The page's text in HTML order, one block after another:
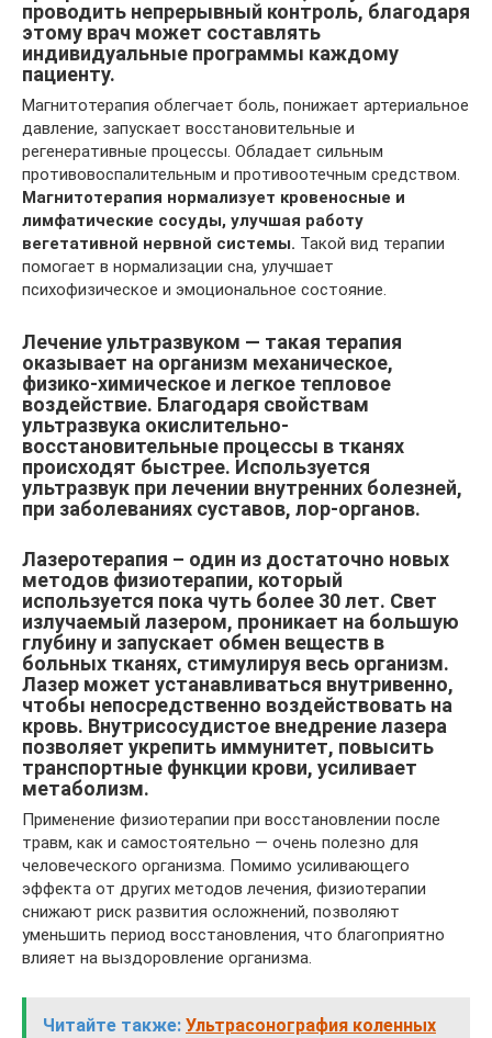
проводить непрерывный контроль, благодаря
этому врач может составлять
индивидуальные программы каждому
пациенту.
Магнитотерапия облегчает боль, понижает артериальное
давление, запускает восстановительные и
регенеративные процессы. Обладает сильным
противовоспалительным и противоотечным средством.
Магнитотерапия нормализует кровеносные и
лимфатические сосуды, улучшая работу
вегетативной нервной системы. Такой вид терапии
помогает в нормализации сна, улучшает
психофизическое и эмоциональное состояние.
Лечение ультразвуком — такая терапия
оказывает на организм механическое,
физико-химическое и легкое тепловое
воздействие. Благодаря свойствам
ультразвука окислительно-
восстановительные процессы в тканях
происходят быстрее. Используется
ультразвук при лечении внутренних болезней,
при заболеваниях суставов, лор-органов.
Лазеротерапия – один из достаточно новых
методов физиотерапии, который
используется пока чуть более 30 лет. Свет
излучаемый лазером, проникает на большую
глубину и запускает обмен веществ в
больных тканях, стимулируя весь организм.
Лазер может устанавливаться внутривенно,
чтобы непосредственно воздействовать на
кровь. Внутрисосудистое внедрение лазера
позволяет укрепить иммунитет, повысить
транспортные функции крови, усиливает
метаболизм.
Применение физиотерапии при восстановлении после
травм, как и самостоятельно — очень полезно для
человеческого организма. Помимо усиливающего
эффекта от других методов лечения, физиотерапии
снижают риск развития осложнений, позволяют
уменьшить период восстановления, что благоприятно
влияет на выздоровление организма.
Читайте также: Ультрасонография коленных